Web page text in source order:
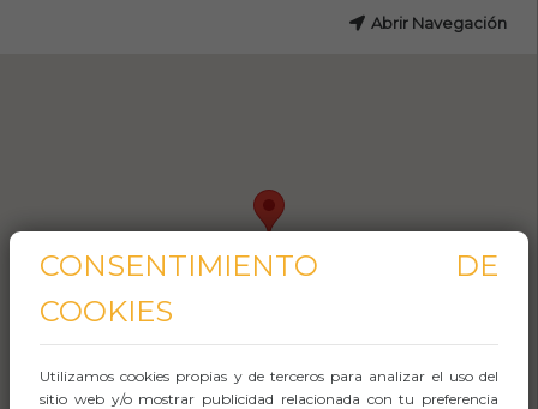
Abrir Navegación
CONSENTIMIENTO DE
COOKIES
Utilizamos cookies propias y de terceros para analizar el uso del
sitio web y/o mostrar publicidad relacionada con tu preferencia